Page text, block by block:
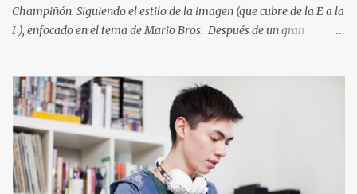
Champiñón. Siguiendo el estilo de la imagen (que cubre de la E a la
I ), enfocado en el tema de Mario Bros. Después de un gran
de letras que va desde la E hasta la I , las cuales puedes ver
detalladamente en la siguiente imagen, donde hemos unificados
las 5 letras en una sola imagen. Letras individuales para descargar
Letra E color azul Letra F color rojo Letra G color Verde Letra H
Letra I Estas letras no solo destacan por sus colores vibrantes y su
diseño geométrico inspirado en el Reino Champiñón, sino que